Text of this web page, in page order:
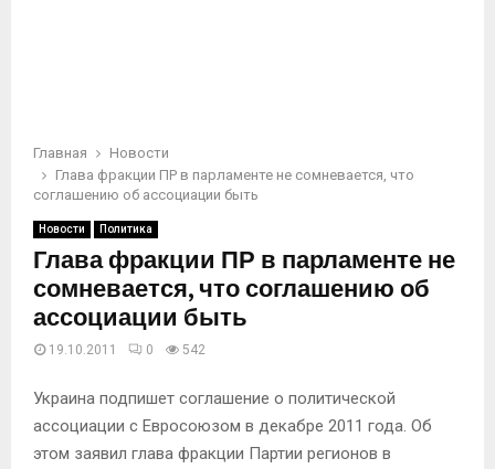
Главная
Новости
Глава фракции ПР в парламенте не сомневается, что
соглашению об ассоциации быть
Новости Политика
Глава фракции ПР в парламенте не
сомневается, что соглашению об
ассоциации быть
19.10.2011 0 542
Украина подпишет соглашение о политической
ассоциации с Евросоюзом в декабре 2011 года. Об
этом заявил глава фракции Партии регионов в